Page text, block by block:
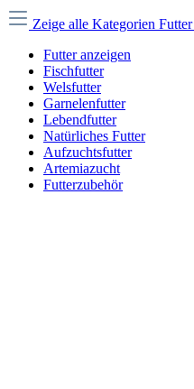
Zeige alle Kategorien Futter
Futter anzeigen
Fischfutter
Welsfutter
Garnelenfutter
Lebendfutter
Natürliches Futter
Aufzuchtsfutter
Artemiazucht
Futterzubehör